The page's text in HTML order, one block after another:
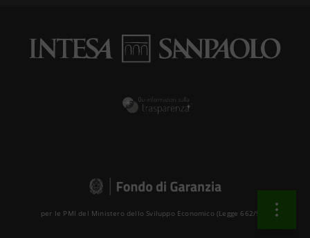
per le PMI del Ministero dello Sviluppo Economico (Legge 662/96 )